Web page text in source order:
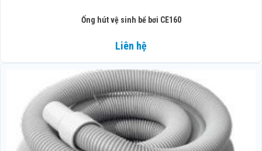
Ống hút vệ sinh bể bơi CE160
Liên hệ